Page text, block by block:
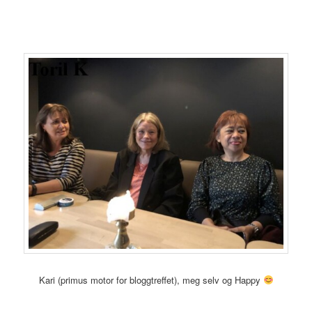
Kari (primus motor for bloggtreffet), meg selv og Happy